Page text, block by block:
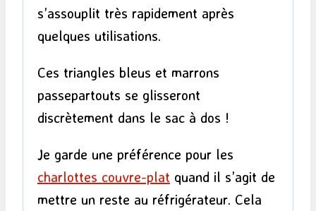
s’assouplit très rapidement après
quelques utilisations.
Ces triangles bleus et marrons
passepartouts se glisseront
discrètement dans le sac à dos !
Je garde une préférence pour les
charlottes couvre-plat quand il s’agit de
mettre un reste au réfrigérateur. Cela